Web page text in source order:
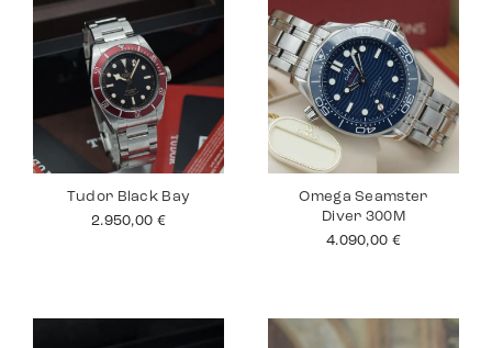
Tudor Black Bay
2.950,00 €
Omega Seamster
Diver 300M
4.090,00 €